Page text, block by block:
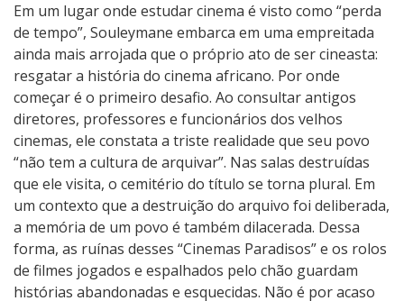
Em um lugar onde estudar cinema é visto como “perda
de tempo”, Souleymane embarca em uma empreitada
ainda mais arrojada que o próprio ato de ser cineasta:
resgatar a história do cinema africano. Por onde
começar é o primeiro desafio. Ao consultar antigos
diretores, professores e funcionários dos velhos
cinemas, ele constata a triste realidade que seu povo
“não tem a cultura de arquivar”. Nas salas destruídas
que ele visita, o cemitério do título se torna plural. Em
um contexto que a destruição do arquivo foi deliberada,
a memória de um povo é também dilacerada. Dessa
forma, as ruínas desses “Cinemas Paradisos” e os rolos
de filmes jogados e espalhados pelo chão guardam
histórias abandonadas e esquecidas. Não é por acaso